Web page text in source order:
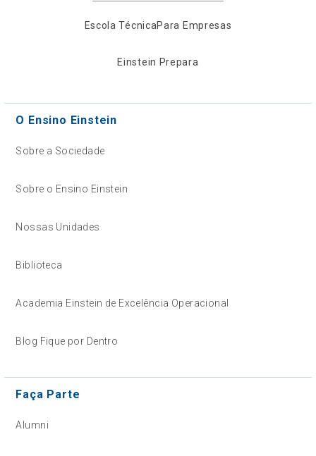
Escola TécnicaPara Empresas
Einstein Prepara
O Ensino Einstein
Sobre a Sociedade
Sobre o Ensino Einstein
Nossas Unidades
Biblioteca
Academia Einstein de Excelência Operacional
Blog Fique por Dentro
Faça Parte
Alumni